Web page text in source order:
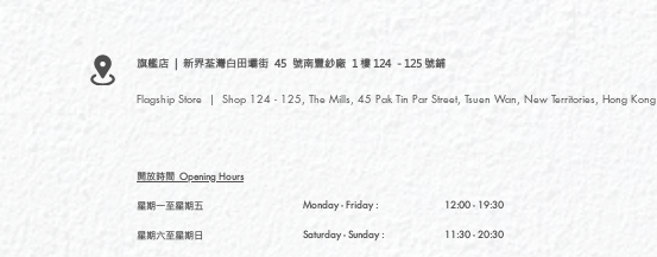
旗艦店 | 新界荃灣白田壩街 45 號南豐紗廠 1 樓 124 - 125 號鋪
Flagship Store | Shop 124 - 125, The Mills, 45 Pak Tin Par Street, Tsuen Wan, New Territories, Hong Kong
開放時間 Opening Hours
星期一至星期五
星期六至星期日
Monday - Friday :
Saturday- Sunday :
12:00 - 19:30
11:30 - 20:30